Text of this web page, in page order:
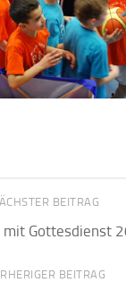
BEITRAG
Gottesdienst
BEITRAG